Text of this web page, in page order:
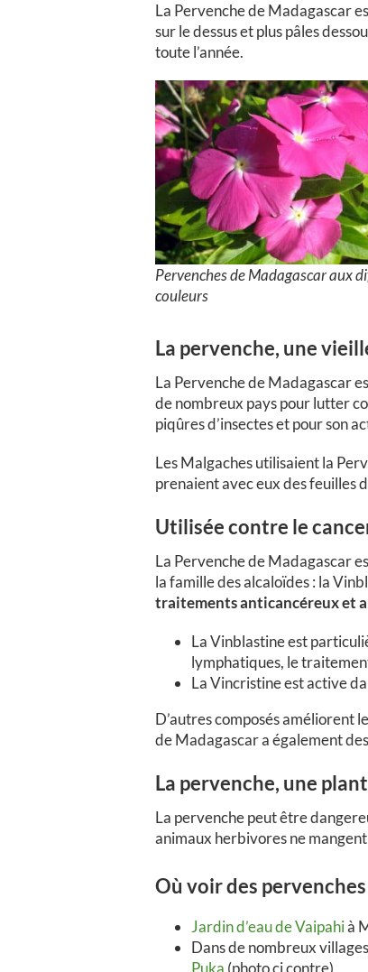
La Pervenche de Madagascar
sur le dessus et plus pâles
toute l’année.
Pervenches de Madagascar aux
couleurs
La pervenche, une
La Pervenche de Madagascar
de nombreux pays pour lutter
piqûres d’insectes et pour son
Les Malgaches utilisaient la
prenaient avec eux des feuilles
Utilisée contre le
La Pervenche de Madagascar
la famille des alcaloïdes : la
traitements anticancéreux et
La Vinblastine est
lymphatiques, le
La Vincristine est active
D’autres composés améliorent
de Madagascar a également
La pervenche, une
La pervenche peut être
animaux herbivores ne
Où voir des
Jardin d’eau de Vaipahià
Dans de nombreux
Puka (photo ci contre)